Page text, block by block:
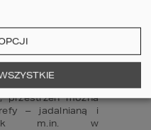
południowo-
na tyłach domu.
uzależnione od
powierzchni
przestrzeń można
– jadalnianą i
jak m.in. w